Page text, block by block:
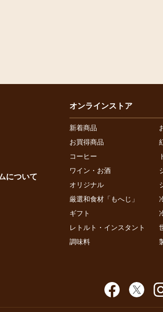
について
オンラインストア
新着商品
お買得商品
コーヒー
ワイン・お酒
オリジナル
厳選和食材「もへじ」
ギフト
レトルト・インスタント
調味料